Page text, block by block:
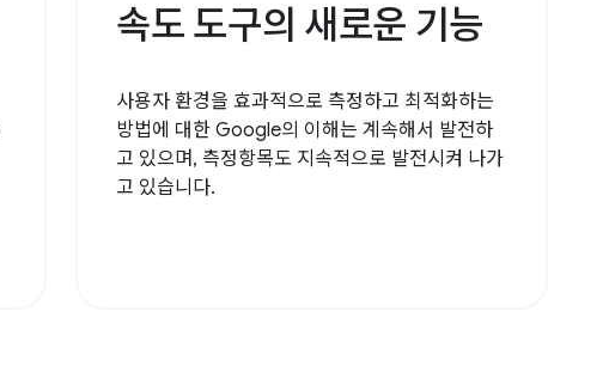
속도 도구의 새로운 기능
사용자 환경을 효과적으로 측정하고 최적화하는
방법에 대한 Google의 이해는 계속해서 발전하
고 있으며, 측정항목도 지속적으로 발전시켜 나가
고 있습니다.